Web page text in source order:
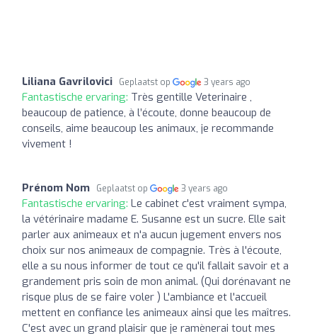
Liliana Gavrilovici Geplaatst op 3 years ago
Fantastische ervaring: Très gentille Veterinaire ,
beaucoup de patience, à l’écoute, donne beaucoup de
conseils, aime beaucoup les animaux, je recommande
vivement !
Prénom Nom Geplaatst op 3 years ago
Fantastische ervaring: Le cabinet c'est vraiment sympa,
la vétérinaire madame E. Susanne est un sucre. Elle sait
parler aux animeaux et n'a aucun jugement envers nos
choix sur nos animeaux de compagnie. Très à l'écoute,
elle a su nous informer de tout ce qu'il fallait savoir et a
grandement pris soin de mon animal. (Qui dorénavant ne
risque plus de se faire voler ) L'ambiance et l'accueil
mettent en confiance les animeaux ainsi que les maîtres.
C'est avec un grand plaisir que je ramènerai tout mes